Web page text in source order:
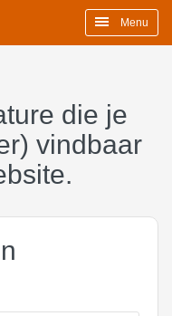
Menu
die je
vindbaar